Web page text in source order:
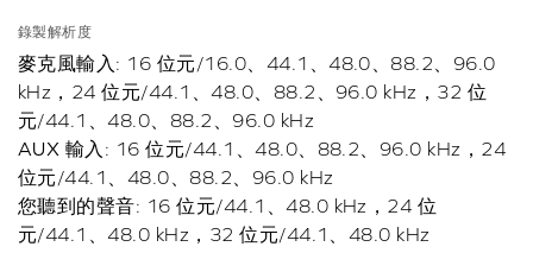
錄製解析度
麥克風輸入 : 16 位元/16.0、44.1、48.0、88.2、96.0
kHz，24 位元/44.1、48.0、88.2、96.0 kHz，32 位
元/44.1、48.0、88.2、96.0 kHz
AUX 輸入 : 16 位元/44.1、48.0、88.2、96.0 kHz，24
位元/44.1、48.0、88.2、96.0 kHz
您聽到的聲音: 16 位元/44.1、48.0 kHz，24 位
元/44.1、48.0 kHz，32 位元/44.1、48.0 kHz